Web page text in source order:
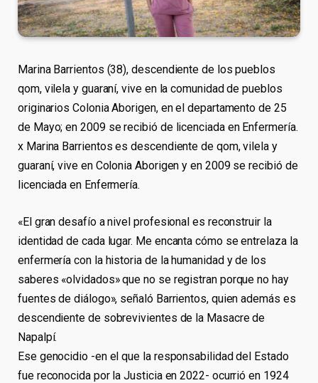
Marina Barrientos (38), descendiente de los pueblos
qom, vilela y guaraní, vive en la comunidad de pueblos
originarios Colonia Aborigen, en el departamento de 25
de Mayo; en 2009 se recibió de licenciada en Enfermería.
x Marina Barrientos es descendiente de qom, vilela y
guaraní, vive en Colonia Aborigen y en 2009 se recibió de
licenciada en Enfermería.
«El gran desafío a nivel profesional es reconstruir la
identidad de cada lugar. Me encanta cómo se entrelaza la
enfermería con la historia de la humanidad y de los
saberes «olvidados» que no se registran porque no hay
fuentes de diálogo», señaló Barrientos, quien además es
descendiente de sobrevivientes de la Masacre de
Napalpí.
Ese genocidio -en el que la responsabilidad del Estado
fue reconocida por la Justicia en 2022- ocurrió en 1924